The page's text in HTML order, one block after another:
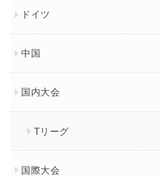
ドイツ
中国
国内大会
Tリーグ
国際大会